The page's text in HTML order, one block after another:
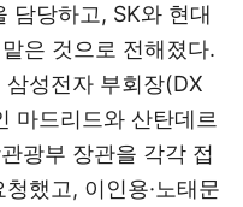
담당하고, SK와 현대
은 것으로 전해졌다.
성전자 부회장(DX
마드리드와 산탄데르
광부 장관을 각각 접
했고, 이인용·노태문